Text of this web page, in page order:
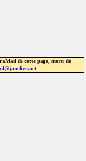
de cette page, merci de